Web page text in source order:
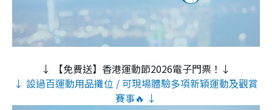
↓ 【免費送】香港運動節2026電子門票！↓
↓ 設過百運動用品攤位 / 可現場體驗多項新穎運動及觀賞
賽事🔥 ↓